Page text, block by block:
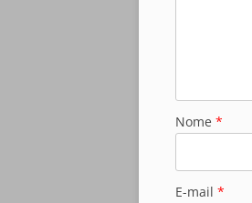
Nome *
E-mail *